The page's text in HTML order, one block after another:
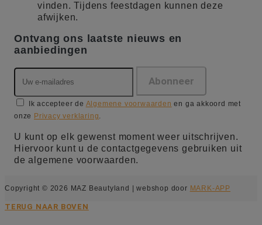
vinden. Tijdens feestdagen kunnen deze
afwijken.
Ontvang ons laatste nieuws en
aanbiedingen
Ik accepteer de Algemene voorwaarden en ga akkoord met
onze Privacy verklaring
U kunt op elk gewenst moment weer uitschrijven.
Hiervoor kunt u de contactgegevens gebruiken uit
de algemene voorwaarden.
Copyright © 2026 MAZ Beautyland | webshop door MARK-APP
TERUG NAAR BOVEN